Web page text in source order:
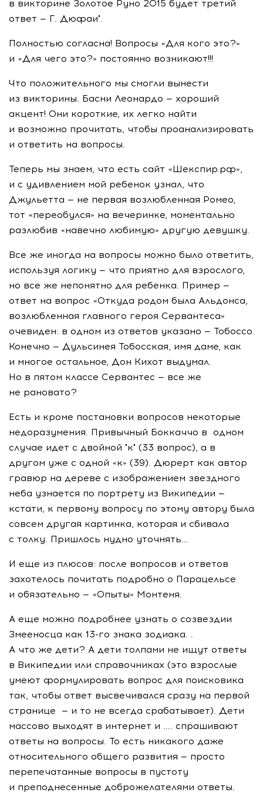
в викторине Золотое Руно 2015 будет третий
ответ — Г. Дюфаи".
Полностью согласна! Вопросы «Для кого это?»
и «Для чего это?» постоянно возникают!!!
Что положительного мы смогли вынести
из викторины. Басни Леонардо — хороший
акцент! Они короткие, их легко найти
и возможно прочитать, чтобы проанализировать
и ответить на вопросы.
Теперь мы знаем, что есть сайт «Шекспир.рф»,
и с удивлением мой ребенок узнал, что
Джульетта — не первая возлюбленная Ромео,
тот «переобулся» на вечеринке, моментально
разлюбив «навечно любимую» другую девушку.
Все же иногда на вопросы можно было ответить,
используя логику — что приятно для взрослого,
но все же непонятно для ребенка. Пример —
ответ на вопрос «Откуда родом была Альдонса,
возлюбленная главного героя Сервантеса»
очевиден: в одном из ответов указано — Тобоссо.
Конечно — Дульсинея Тобосская, имя даме, как
и многое остальное, Дон Кихот выдумал.
Но в пятом классе Сервантес — все же
не рановато?
Есть и кроме постановки вопросов некоторые
недоразумения. Привычный Боккаччо в одном
случае идет с двойной "к" (33 вопрос), а в
другом уже с одной «к» (39). Дюрерт как автор
гравюр на дереве с изображением звездного
неба узнается по портрету из Википедии —
кстати, к первому вопросу по этому автору была
совсем другая картинка, которая и сбивала
с толку. Пришлось нудно уточнять...
И еще из плюсов: после вопросов и ответов
захотелось почитать подробно о Парацельсе
и обязательно — «Опыты» Монтеня.
А еще можно подробнее узнать о созвездии
Змееносца как 13-го знака зодиака. .
А что же дети? А дети толпами не ищут ответы
в Википедии или справочниках (это взрослые
умеют формулировать вопрос для поисковика
так, чтобы ответ высвечивался сразу на первой
странице — и то не всегда срабатывает). Дети
массово выходят в интернет и .... спрашивают
ответы на вопросы. То есть никакого даже
относительного общего развития — просто
перепечатанные вопросы в пустоту
и преподнесенные доброжелателями ответы.